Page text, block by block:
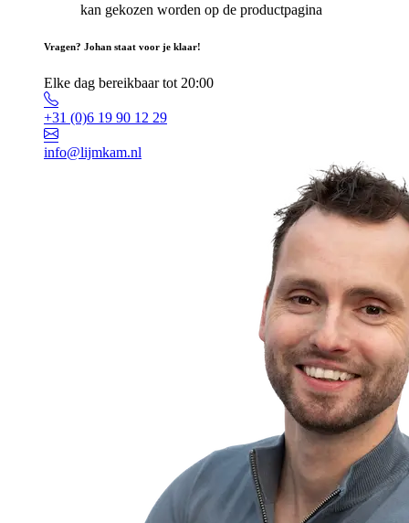
kan gekozen worden op de productpagina
Vragen? Johan staat voor je klaar!
Elke dag bereikbaar tot 20:00
+31 (0)6 19 90 12 29
info@lijmkam.nl